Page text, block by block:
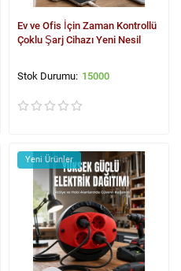
Ev ve Ofis İçin Zaman Kontrollü
Çoklu Şarj Cihazı Yeni Nesil
15000
Yeni Ürünler